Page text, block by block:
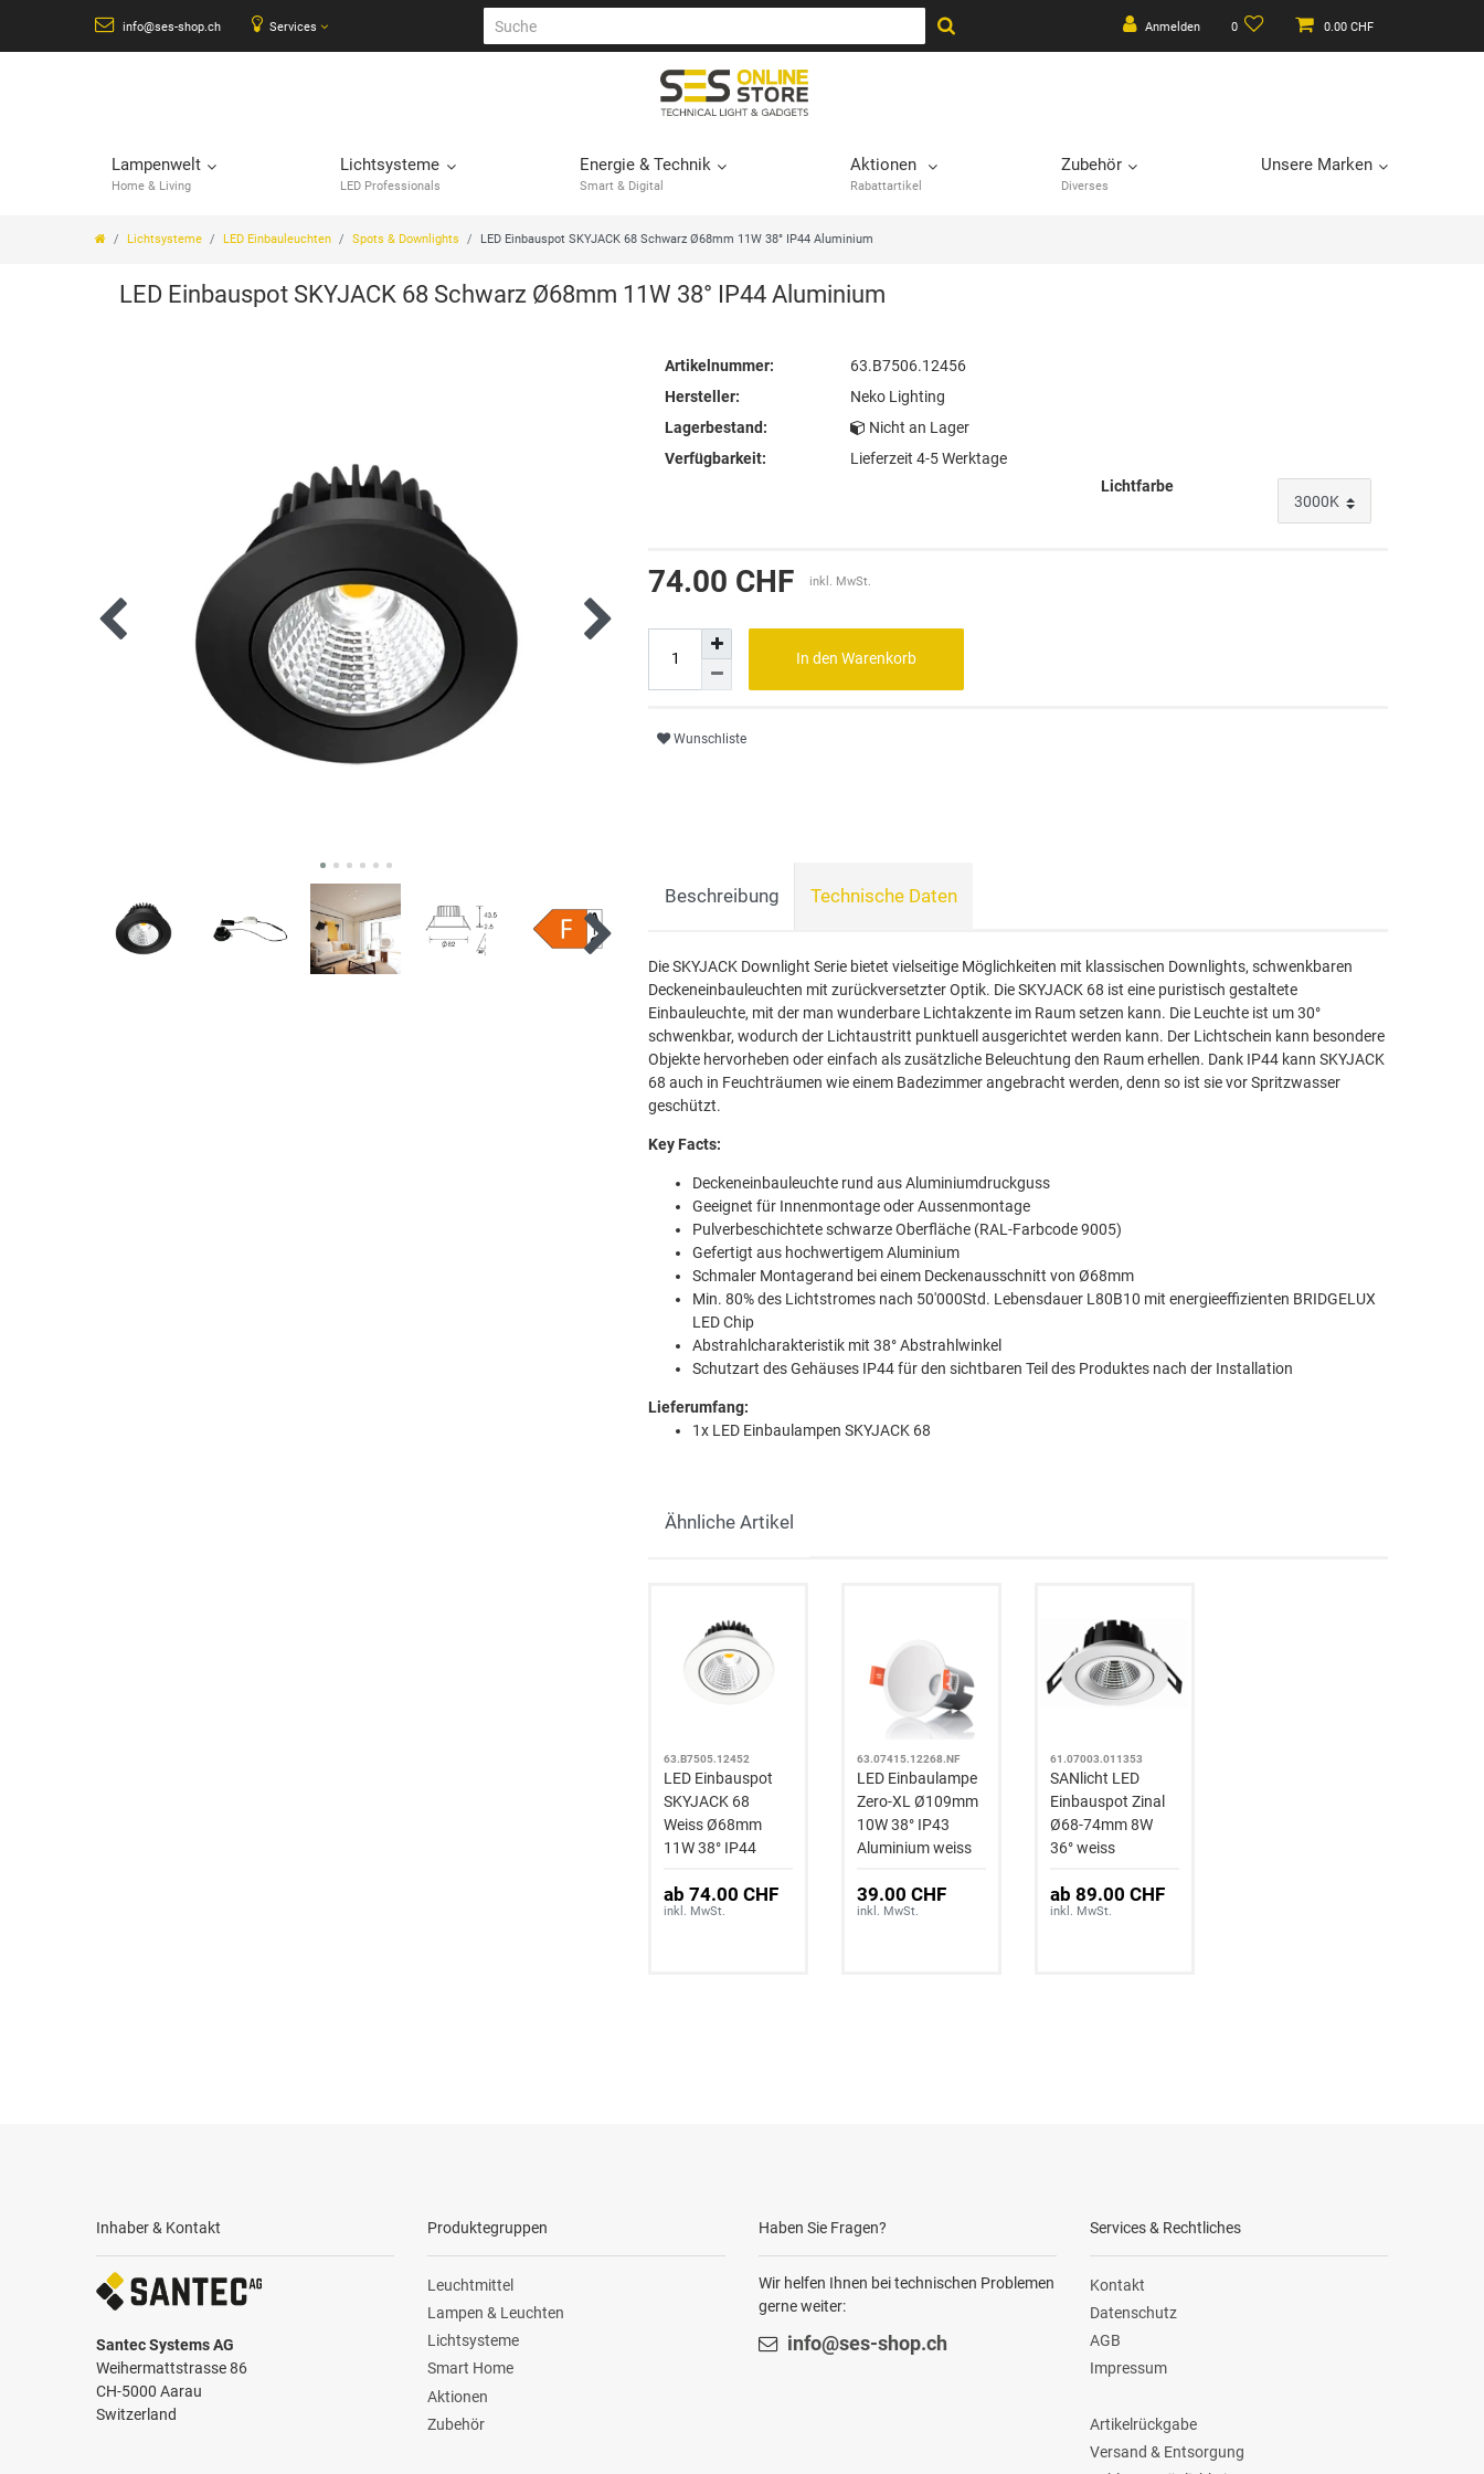
info@ses-shop.ch Services Anmelden 0 0.00 CHF
Lampenwelt
Home & Living
Lichtsysteme
LED Professionals
Energie & Technik
Smart & Digital
Aktionen
Rabattartikel
Zubehör
Diverses
Unsere Marken
Lichtsysteme LED Einbauleuchten Spots & Downlights LED Einbauspot SKYJACK 68 Schwarz Ø68mm 11W 38° IP44 Aluminium
LED Einbauspot SKYJACK 68 Schwarz Ø68mm 11W 38° IP44 Aluminium
Artikelnummer:
63.B7506.12456
Hersteller:
Neko Lighting
Lagerbestand:
Nicht an Lager
Verfügbarkeit:
Lieferzeit 4-5 Werktage
Lichtfarbe
74.00 CHF inkl. MwSt.
In den Warenkorb
Wunschliste
Beschreibung Technische Daten
Die SKYJACK Downlight Serie bietet vielseitige Möglichkeiten mit klassischen Downlights, schwenkbaren
Deckeneinbauleuchten mit zurückversetzter Optik. Die SKYJACK 68 ist eine puristisch gestaltete
Einbauleuchte, mit der man wunderbare Lichtakzente im Raum setzen kann. Die Leuchte ist um 30°
schwenkbar, wodurch der Lichtaustritt punktuell ausgerichtet werden kann. Der Lichtschein kann besondere
Objekte hervorheben oder einfach als zusätzliche Beleuchtung den Raum erhellen. Dank IP44 kann SKYJACK
68 auch in Feuchträumen wie einem Badezimmer angebracht werden, denn so ist sie vor Spritzwasser
geschützt.
Key Facts:
Deckeneinbauleuchte rund aus Aluminiumdruckguss
Geeignet für Innenmontage oder Aussenmontage
Pulverbeschichtete schwarze Oberfläche (RAL-Farbcode 9005)
Gefertigt aus hochwertigem Aluminium
Schmaler Montagerand bei einem Deckenausschnitt von Ø68mm
Min. 80% des Lichtstromes nach 50'000Std. Lebensdauer L80B10 mit energieeffizienten BRIDGELUX
LED Chip
Abstrahlcharakteristik mit 38° Abstrahlwinkel
Schutzart des Gehäuses IP44 für den sichtbaren Teil des Produktes nach der Installation
Lieferumfang:
1x LED Einbaulampen SKYJACK 68
Ähnliche Artikel
63.B7505.12452
LED Einbauspot
SKYJACK 68
Weiss Ø68mm
11W 38° IP44
ab 74.00 CHF
inkl. MwSt.
63.07415.12268.NF
LED Einbaulampe
Zero-XL Ø109mm
10W 38° IP43
Aluminium weiss
39.00 CHF
inkl. MwSt.
61.07003.011353
SANlicht LED
Einbauspot Zinal
Ø68-74mm 8W
36° weiss
ab 89.00 CHF
inkl. MwSt.
Inhaber & Kontakt
Santec Systems AG
Weihermattstrasse 86
CH-5000 Aarau
Switzerland
Produktegruppen
Leuchtmittel
Lampen & Leuchten
Lichtsysteme
Smart Home
Aktionen
Zubehör
Haben Sie Fragen?
Wir helfen Ihnen bei technischen Problemen
gerne weiter:
info@ses-shop.ch
Services & Rechtliches
Kontakt
Datenschutz
AGB
Impressum
Artikelrückgabe
Versand & Entsorgung